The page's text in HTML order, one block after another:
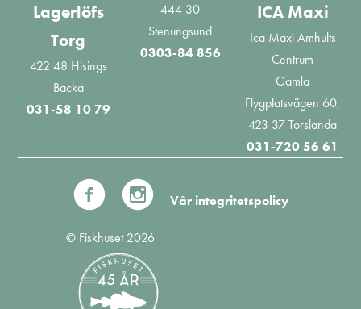
Lagerlöfs
Torg
422 48 Hisings
Backa
031-58 10 79
444 30
Stenungsund
0303-84 856
ICA Maxi
Ica Maxi Amhults
Centrum
Gamla
Flygplatsvägen 60,
423 37 Torslanda
031-720 56 61
Vår integritetspolicy
© Fiskhuset 2026